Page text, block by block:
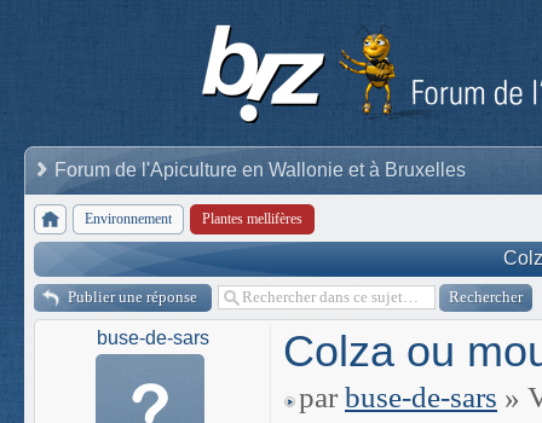
Forum de l'Apiculture en Wallonie et à Bruxelles
Environnement Plantes mellifères
Publier une réponse
buse-de-sars Colza ou
par buse-de-sars »